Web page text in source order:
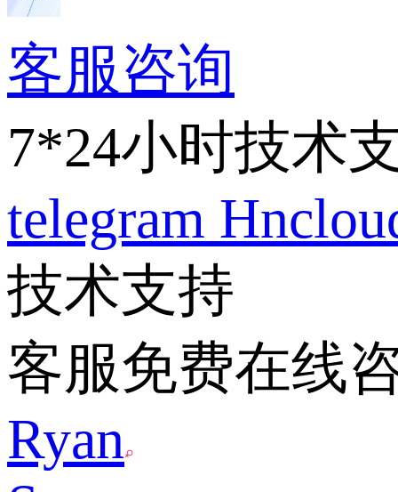
客服咨询
7*24小时技术
telegram
技术支持
客服免费在线
Ryan